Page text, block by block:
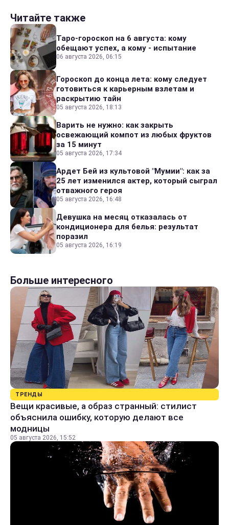
Читайте также
Таро-гороскоп на 6 августа: кому
обещают успех, а кому - испытание
06 августа 2026, 06:15
Гороскоп до конца лета: кому следует
готовиться к карьерным взлетам и
раскрытию тайн
05 августа 2026, 18:13
Варить не нужно: как закрыть
освежающий компот из любых фруктов
за 15 минут
05 августа 2026, 17:34
Ардет Бей из культовой "Мумии": как за
25 лет изменился актер, который сыграл
отважного героя
05 августа 2026, 16:48
Девушка на месяц отказалась от
кондиционера для белья: результат
поразил
05 августа 2026, 16:19
Больше интересного
ТРЕНДЫ
Вещи красивые, а образ странный: стилист
объяснила ошибку, которую делают все
модницы
05 августа 2026, 15:52